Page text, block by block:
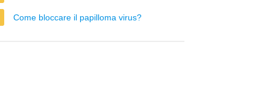
Come bloccare il papilloma virus?